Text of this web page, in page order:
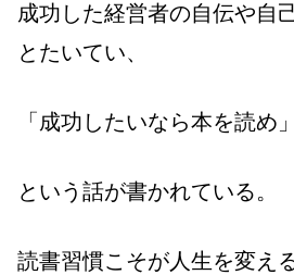
成功した経営者の自伝や自
とたいてい、
「成功したいなら本を読め」
という話が書かれている。
読書習慣こそが人生を変え